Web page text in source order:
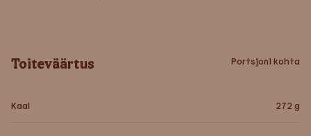
Toiteväärtus Portsjoni kohta
Kaal 272 g